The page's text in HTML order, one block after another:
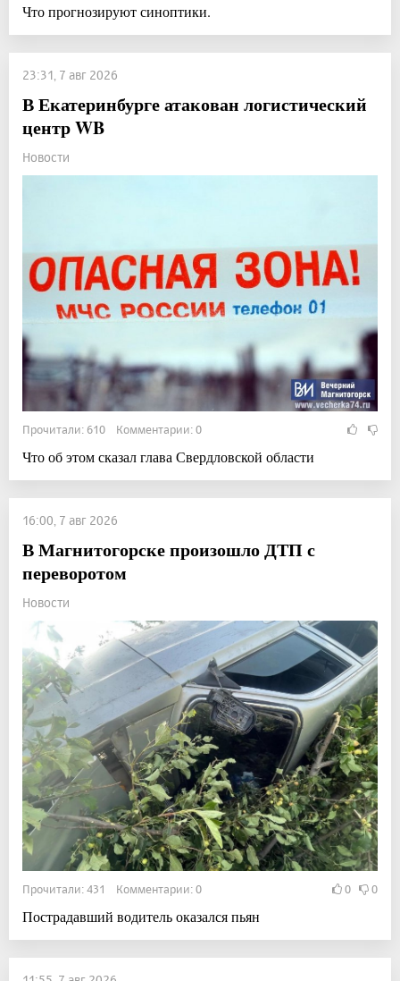
Что прогнозируют синоптики.
23:31, 7 авг 2026
В Екатеринбурге атакован логистический
центр WB
Новости
Прочитали: 610 Комментарии: 0
Что об этом сказал глава Свердловской области
16:00, 7 авг 2026
В Магнитогорске произошло ДТП с
переворотом
Новости
Прочитали: 431 Комментарии: 0 0 0
Пострадавший водитель оказался пьян